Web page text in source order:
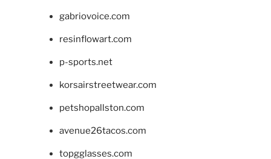
gabriovoice.com
resinflowart.com
p-sports.net
korsairstreetwear.com
petshopallston.com
avenue26tacos.com
topgglasses.com